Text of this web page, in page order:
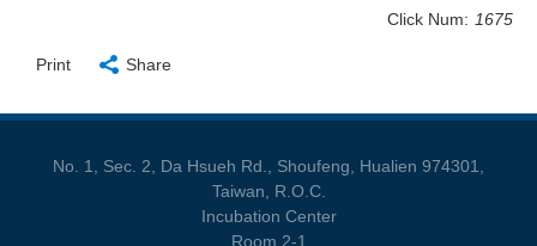
Click Num: 1675
Print Share
No. 1, Sec. 2, Da Hsueh Rd., Shoufeng, Hualien 974301,
Taiwan, R.O.C.
Incubation Center
Room 2-1